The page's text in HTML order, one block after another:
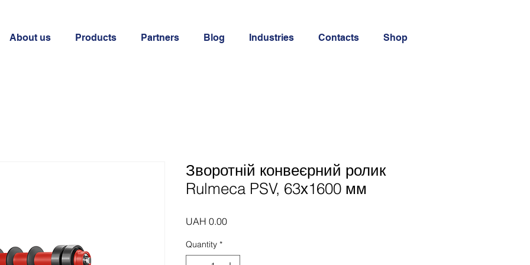
About us Products Partners Blog Industries Contacts Shop
Зворотній конвеєрний ролик
Rulmeca PSV, 63х1600 мм
UAH 0.00Price
Quantity *